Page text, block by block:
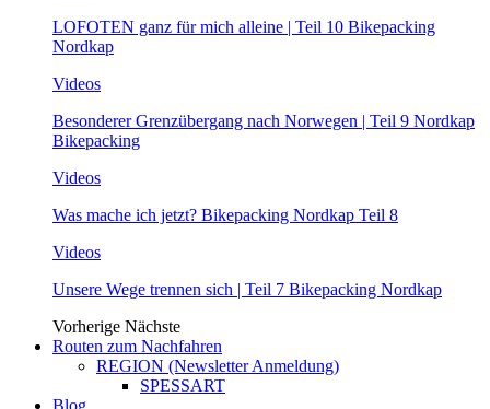
LOFOTEN ganz für mich alleine | Teil 10 Bikepacking
Nordkap
Videos
Besonderer Grenzübergang nach Norwegen | Teil 9 Nordkap
Bikepacking
Videos
Was mache ich jetzt? Bikepacking Nordkap Teil 8
Videos
Unsere Wege trennen sich | Teil 7 Bikepacking Nordkap
Vorherige Nächste
Routen zum Nachfahren
REGION (Newsletter Anmeldung)
SPESSART
Blog